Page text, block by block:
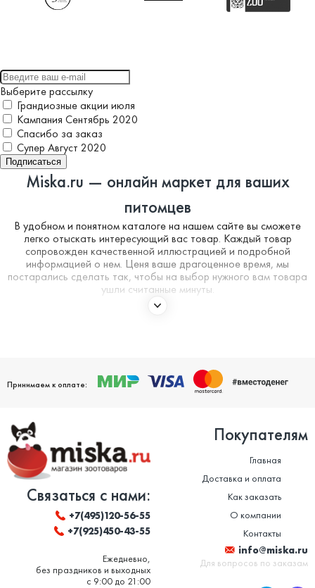
Выберите рассылку
Грандиозные акции июля
Кампания Сентябрь 2020
Спасибо за заказ
Супер Август 2020
Подписаться
Miska.ru — онлайн маркет для ваших
питомцев
В удобном и понятном каталоге на нашем сайте вы сможете
легко отыскать интересующий вас товар. Каждый товар
сопровожден качественной иллюстрацией и подробной
информацией о нем. Ценя ваше драгоценное время, мы
постарались сделать так, чтобы на выбор нужного вам товара
ушли считанные минуты.
и ветеринарные препараты. Вся продукция, представленная в
нашем магазине, сертифицирована и соответствует высоким
стандартам качества.
Принимаем к оплате:
Связаться с нами:
+7(495)120-56-55
+7(925)450-43-55
Ежедневно,
без праздников и выходных
с 9:00 до 21:00
Покупателям
Главная
Доставка и оплата
Как заказать
О компании
Контакты
info@miska.ru
Для вопросов по заказам